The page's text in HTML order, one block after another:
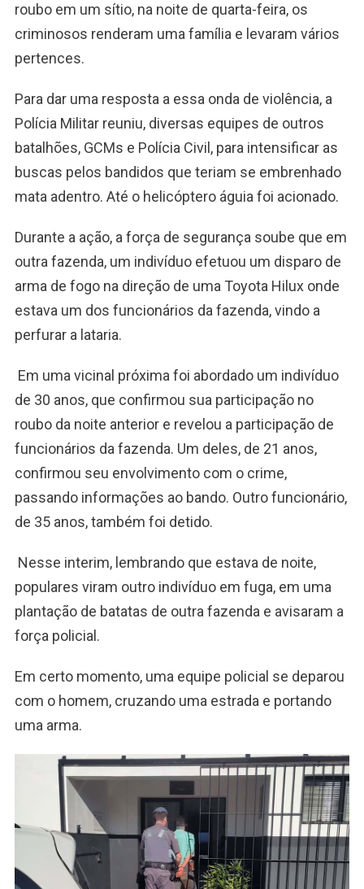
roubo em um sítio, na noite de quarta-feira, os
criminosos renderam uma família e levaram vários
pertences.
Para dar uma resposta a essa onda de violência, a
Polícia Militar reuniu, diversas equipes de outros
batalhões, GCMs e Polícia Civil, para intensificar as
buscas pelos bandidos que teriam se embrenhado
mata adentro. Até o helicóptero águia foi acionado.
Durante a ação, a força de segurança soube que em
outra fazenda, um indivíduo efetuou um disparo de
arma de fogo na direção de uma Toyota Hilux onde
estava um dos funcionários da fazenda, vindo a
perfurar a lataria.
Em uma vicinal próxima foi abordado um indivíduo
de 30 anos, que confirmou sua participação no
roubo da noite anterior e revelou a participação de
funcionários da fazenda. Um deles, de 21 anos,
confirmou seu envolvimento com o crime,
passando informações ao bando. Outro funcionário,
de 35 anos, também foi detido.
Nesse interim, lembrando que estava de noite,
populares viram outro indivíduo em fuga, em uma
plantação de batatas de outra fazenda e avisaram a
força policial.
Em certo momento, uma equipe policial se deparou
com o homem, cruzando uma estrada e portando
uma arma.